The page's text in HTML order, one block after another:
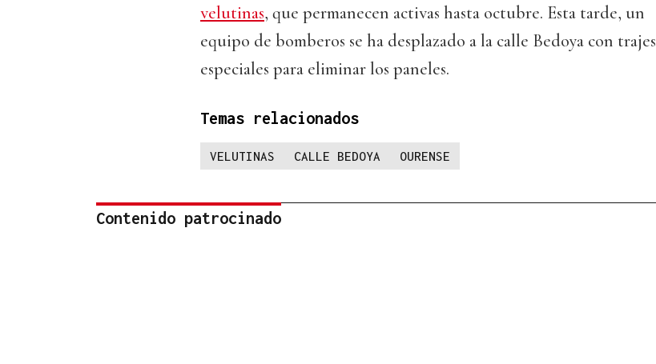
velutinas, que permanecen activas hasta octubre. Esta tarde, un
equipo de bomberos se ha desplazado a la calle Bedoya con trajes
especiales para eliminar los paneles.
Temas relacionados
VELUTINAS CALLE BEDOYA OURENSE
Contenido patrocinado